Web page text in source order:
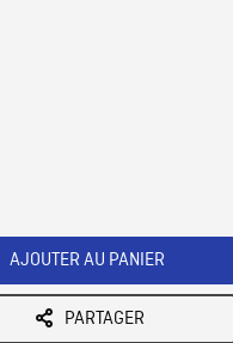
AJOUTER AU PANIER
PARTAGER